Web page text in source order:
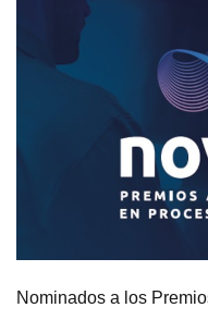
Nominados a los